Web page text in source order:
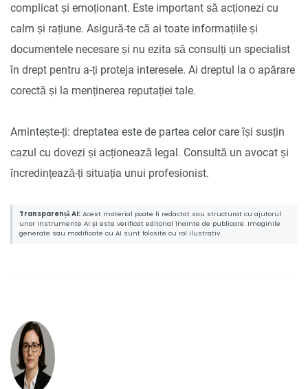
complicat și emoționant. Este important să acționezi cu
calm și rațiune. Asigură-te că ai toate informațiile și
documentele necesare și nu ezita să consulți un specialist
în drept pentru a-ți proteja interesele. Ai dreptul la o apărare
corectă și la menținerea reputației tale.
Amintește-ți: dreptatea este de partea celor care își susțin
cazul cu dovezi și acționează legal. Consultă un avocat și
încredințează-ți situația unui profesionist.
Transparență AI: Acest material poate fi redactat sau structurat cu ajutorul
unor instrumente AI și este verificat editorial înainte de publicare. Imaginile
generate sau modificate cu AI sunt folosite cu rol ilustrativ.